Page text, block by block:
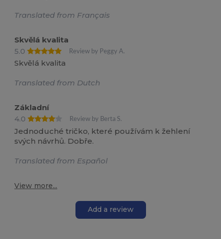
Translated from Français
Skvělá kvalita
5.0
Review by Peggy A.
Skvělá kvalita
Translated from Dutch
Základní
4.0
Review by Berta S.
Jednoduché tričko, které používám k žehlení
svých návrhů. Dobře.
Translated from Español
View more...
Add a review